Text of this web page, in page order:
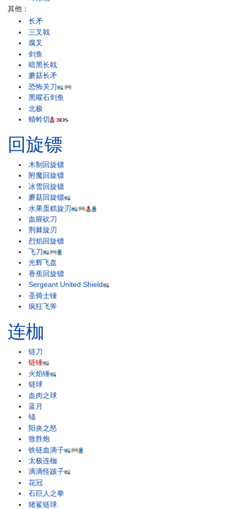
其他：
长矛
三叉戟
腐叉
剑鱼
暗黑长戟
蘑菇长矛
恐怖关刀
黑曜石剑鱼
北极
蜻蛉切
回旋镖
木制回旋镖
附魔回旋镖
冰雪回旋镖
蘑菇回旋镖
水果蛋糕旋刃
血腥砍刀
荆棘旋刃
烈焰回旋镖
飞刀
光辉飞盘
香蕉回旋镖
Sergeant United Shield
圣骑士锤
疯狂飞斧
连枷
链刀
链锤
火焰锤
链球
血肉之球
蓝月
锚
阳炎之怒
致胜炮
铁链血滴子
太极连枷
滴滴怪跛子
花冠
石巨人之拳
猪鲨链球